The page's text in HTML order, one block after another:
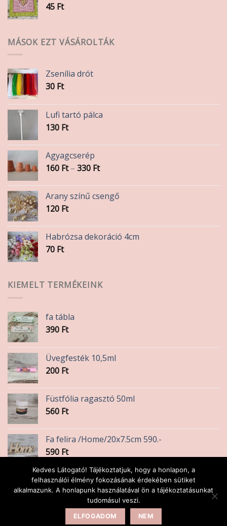
45 Ft
MÁSOK EZT VÁSÁROLTÁK
Zsenília drót
30 Ft
Lufi tartó pálca
130 Ft
Agyagcserép
160 Ft – 330 FtÁrtartomány:
-
330 Ft
Arany színű csengő
120 Ft
Habrózsa dekoráció 4cm
70 Ft
KIEMELT TERMÉKEINK
fa tábla
390 Ft
Üvegfesték 10,5ml
200 Ft
Füstfólia ragasztó 50ml
560 Ft
Fa felira /Home/20x7.5cm 590.-
590 Ft
Ásvány karkötő / Színes Turmalin
1 600Ft
Kedves Látogató! Tájékoztatjuk, hogy a honlapon, a
felhasználói élmény fokozásának érdekében sütiket
alkalmazunk. A honlapunk használatával ön a tájékoztatásunkat
tudomásul veszi.
ELFOGADOM NEM